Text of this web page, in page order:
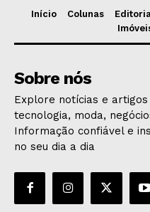
Início Colunas
Sobre nós
Explore notícias e
tecnologia, moda,
Informação confiável e
no seu dia a dia